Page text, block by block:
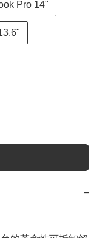
Pro 14"
−